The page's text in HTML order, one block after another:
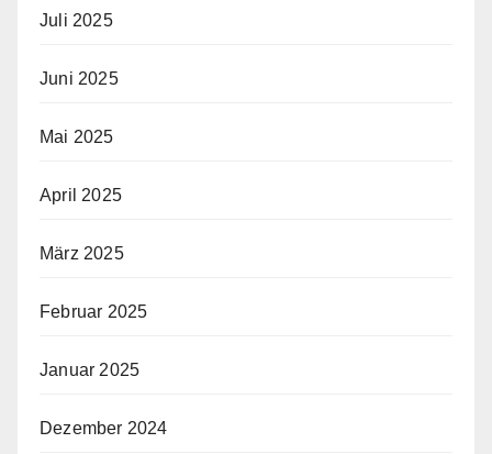
Juli 2025
Juni 2025
Mai 2025
April 2025
März 2025
Februar 2025
Januar 2025
Dezember 2024